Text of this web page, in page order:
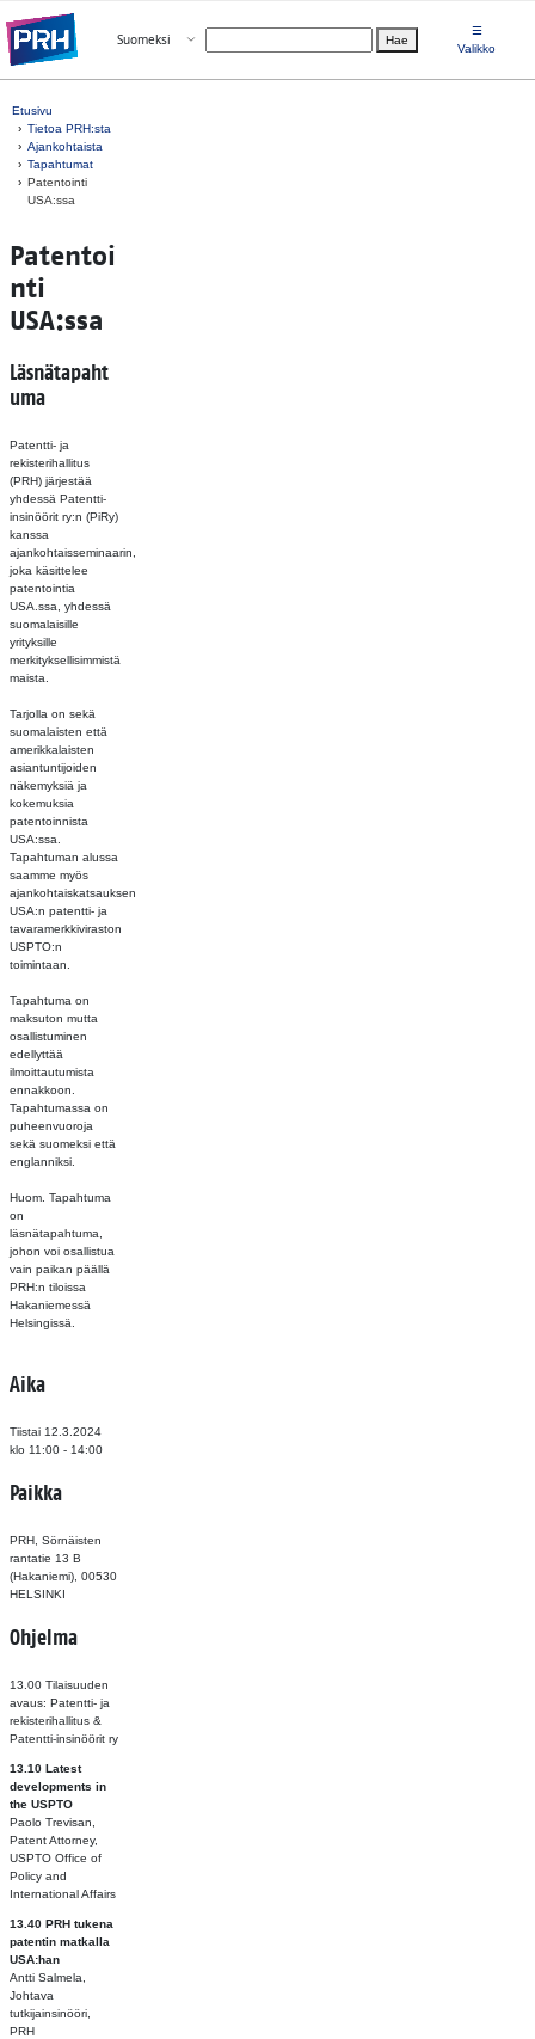
Valitse kieli
Suomeksi Avaa valikko Hae
☰
Valikko
Etusivu
Tietoa PRH:sta
Ajankohtaista
Tapahtumat
Patentointi
USA:ssa
Patentoi
nti
USA:ssa
Läsnätapaht
uma
Patentti- ja
rekisterihallitus
(PRH) järjestää
yhdessä Patentti-
insinöörit ry:n (PiRy)
kanssa
ajankohtaisseminaarin,
joka käsittelee
patentointia
USA.ssa, yhdessä
suomalaisille
yrityksille
merkityksellisimmistä
maista.
Tarjolla on sekä
suomalaisten että
amerikkalaisten
asiantuntijoiden
näkemyksiä ja
kokemuksia
patentoinnista
USA:ssa.
Tapahtuman alussa
saamme myös
ajankohtaiskatsauksen
USA:n patentti- ja
tavaramerkkiviraston
USPTO:n
toimintaan.
Tapahtuma on
maksuton mutta
osallistuminen
edellyttää
ilmoittautumista
ennakkoon.
Tapahtumassa on
puheenvuoroja
sekä suomeksi että
englanniksi.
Huom. Tapahtuma
on
läsnätapahtuma,
johon voi osallistua
vain paikan päällä
PRH:n tiloissa
Hakaniemessä
Helsingissä.
Aika
Tiistai 12.3.2024
klo 11:00 - 14:00
Paikka
PRH, Sörnäisten
rantatie 13 B
(Hakaniemi), 00530
HELSINKI
Ohjelma
13.00 Tilaisuuden
avaus: Patentti- ja
rekisterihallitus &
Patentti-insinöörit ry
13.10 Latest
developments in
the USPTO
Paolo Trevisan,
Patent Attorney,
USPTO Office of
Policy and
International Affairs
13.40 PRH tukena
patentin matkalla
USA:han
Antti Salmela,
Johtava
tutkijainsinööri,
PRH